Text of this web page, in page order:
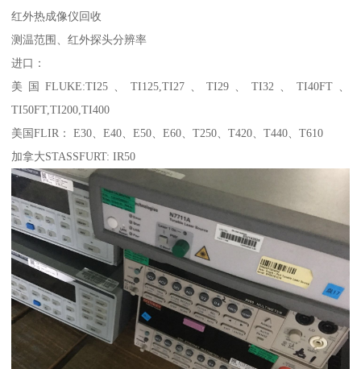
红外热成像仪回收
测温范围、红外探头分辨率
进口：
美国FLUKE:TI25、TI125,TI27、TI29、TI32、TI40FT、
TI50FT,TI200,TI400
美国FLIR： E30、E40、E50、E60、T250、T420、T440、T610
加拿大STASSFURT: IR50